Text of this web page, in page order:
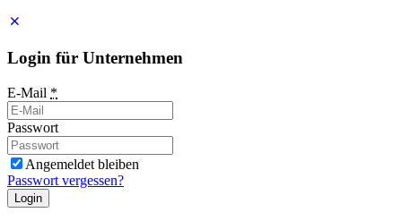
Login für Unternehmen
E-Mail *
Passwort
Angemeldet bleiben
Passwort vergessen?
Login